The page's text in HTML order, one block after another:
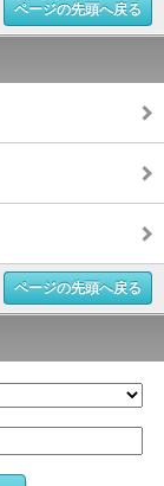
ページの先頭へ戻る
ページの先頭へ戻る